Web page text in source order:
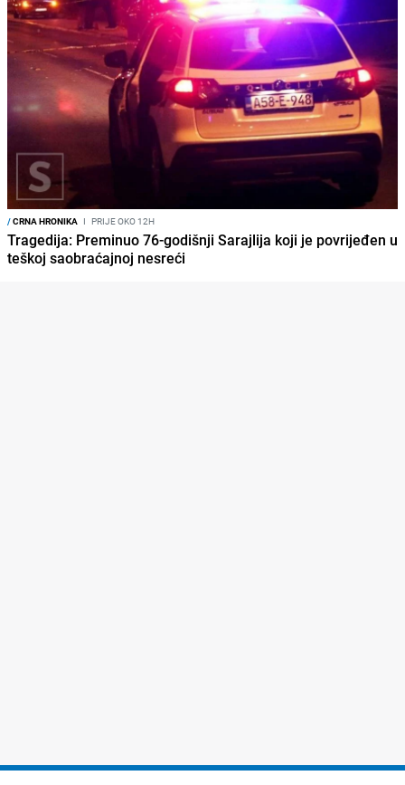
/CRNA HRONIKA I PRIJE OKO 12H
Tragedija: Preminuo 76-godišnji Sarajlija koji je povrijeđen u
teškoj saobraćajnoj nesreći